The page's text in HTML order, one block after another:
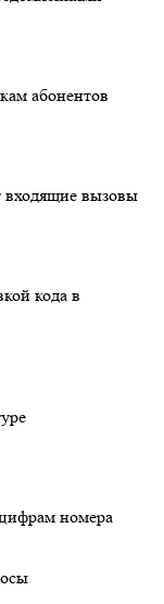
абонентов
входящие вызовы
кода в
номера